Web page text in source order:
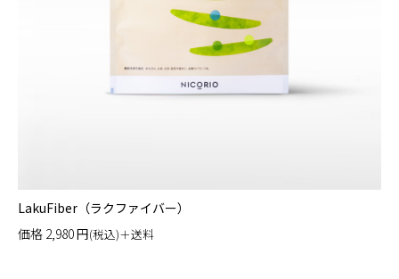
LakuFiber（ラクファイバー）
価格 2,980円(税込)＋送料